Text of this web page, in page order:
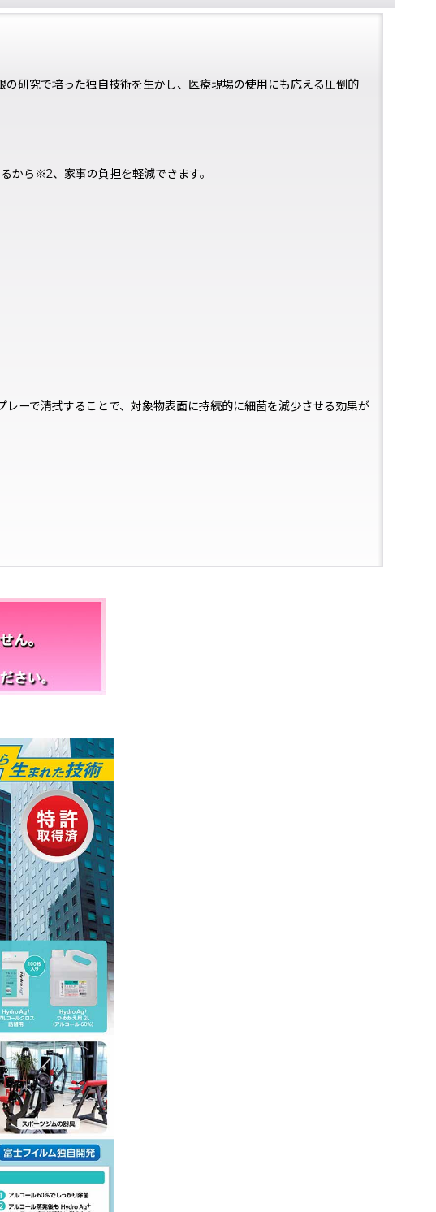
研究で培った独自技術を生かし、医療現場の使用にも応える圧倒的
から※2、家事の負担を軽減できます。
ーで清拭することで、対象物表面に持続的に細菌を減少させる効果が